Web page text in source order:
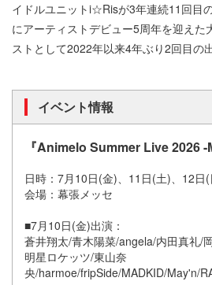
イドルユニットi☆Risが3年連続11回目
にアーティストデビュー5周年を迎えた
ストとして2022年以来4年ぶり2回目の
イベント情報
『Animelo Summer Live 2026 -
日時：7月10日(金)、11日(土)、12日(
会場：幕張メッセ
■7月10日(金)出演：
蒼井翔太/青木陽菜/angela/内田真礼/
明星ロケッツ/東山奈
央/harmoe/fripSide/MADKID/May'n/